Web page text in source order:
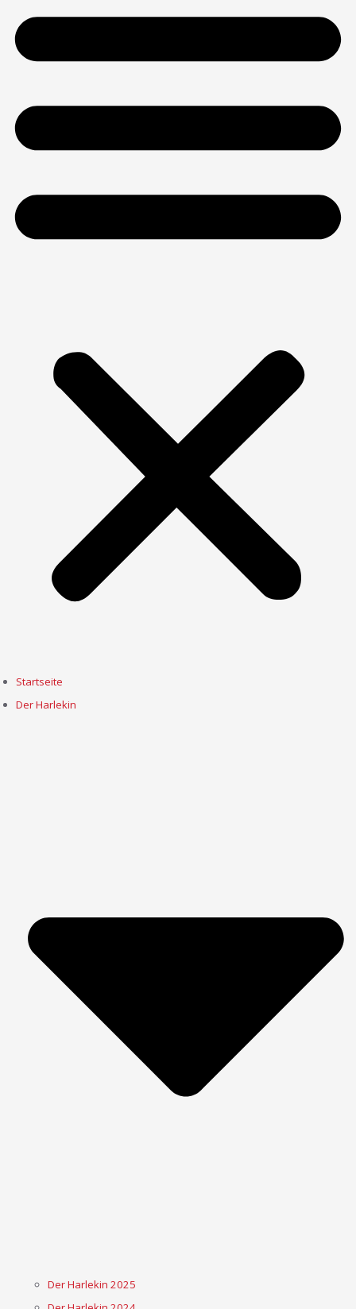
Startseite
Der Harlekin
Der Harlekin 2025